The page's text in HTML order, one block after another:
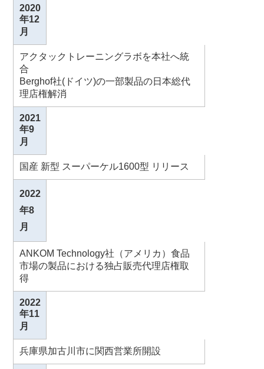
2020
年12
月
アクタックトレーニングラボを本社へ統
合
Berghof社(ドイツ)の一部製品の日本総代
理店権解消
2021
年9
月
国産 新型 スーパーケル1600型 リリース
2022
年8
月
ANKOM Technology社（アメリカ）食品
市場の製品における独占販売代理店権取
得
2022
年11
月
兵庫県加古川市に関西営業所開設